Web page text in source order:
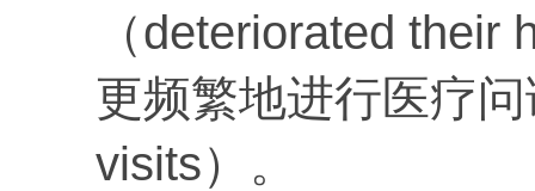
（deteriorated
更频繁地进行医疗
visits）。